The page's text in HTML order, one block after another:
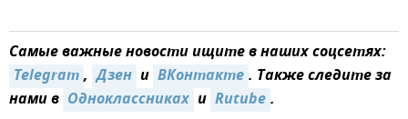
Самые важные новости ищите в наших соцсетях:
Telegram, Дзен и ВКонтакте. Также следите за
нами в Одноклассниках и Rutube.